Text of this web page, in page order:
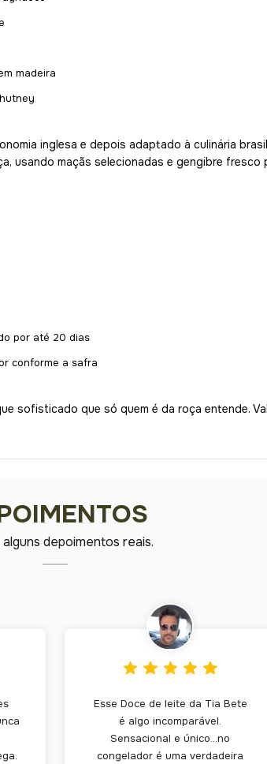
madeira
inglesa e depois adaptado à culinária
usando maçãs selecionadas e gengibre
por até 20 dias
conforme a safra
sofisticado que só quem é da roça entende.
depoimentos reais.
Esse Doce de leite da Tia Bete
é algo incomparável.
Sensacional e único...no
congelador é uma verdadeira